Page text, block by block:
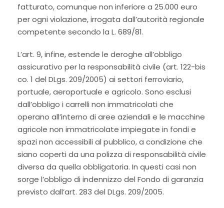
fatturato, comunque non inferiore a 25.000 euro
per ogni violazione, irrogata dall’autorità regionale
competente secondo la L. 689/81.
L’art. 9, infine, estende le deroghe all’obbligo
assicurativo per la responsabilità civile (art. 122-bis
co. 1 del DLgs. 209/2005) ai settori ferroviario,
portuale, aeroportuale e agricolo. Sono esclusi
dall’obbligo i carrelli non immatricolati che
operano all’interno di aree aziendali e le macchine
agricole non immatricolate impiegate in fondi e
spazi non accessibili al pubblico, a condizione che
siano coperti da una polizza di responsabilità civile
diversa da quella obbligatoria. In questi casi non
sorge l’obbligo di indennizzo del Fondo di garanzia
previsto dall’art. 283 del DLgs. 209/2005.